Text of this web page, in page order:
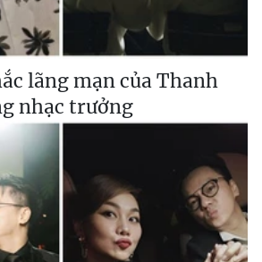
lãng mạn của Thanh
nhạc trưởng